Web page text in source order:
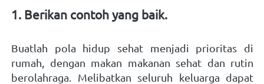
1. Berikan contoh yang baik.
Buatlah pola hidup sehat menjadi prioritas di
rumah, dengan makan makanan sehat dan rutin
berolahraga. Melibatkan seluruh keluarga dapat